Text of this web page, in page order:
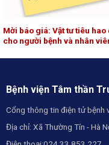
Mời báo giá: Vật tư tiêu hao
cho người bệnh và nhân
Bệnh viện Tâm thần
Cổng thông tin điện tử bệnh
Địa chỉ: Xã Thường Tín - Hà